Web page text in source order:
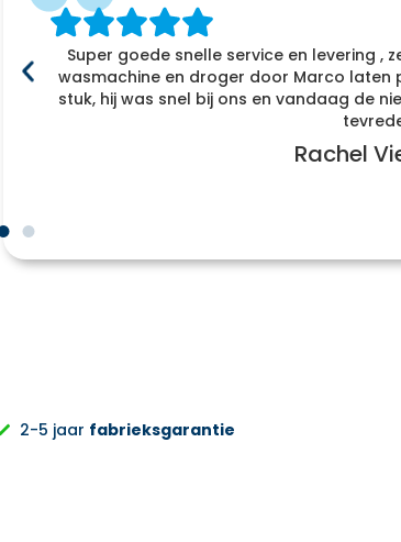
Super goede snelle service en levering ,
wasmachine en droger door Marco laten
stuk, hij was snel bij ons en vandaag de
Rachel
2-5 jaar fabrieksgarantie